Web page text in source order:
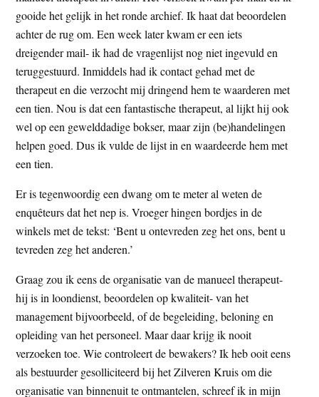
gooide het gelijk in het ronde archief. Ik haat dat beoordelen
achter de rug om. Een week later kwam er een iets
dreigender mail- ik had de vragenlijst nog niet ingevuld en
teruggestuurd. Inmiddels had ik contact gehad met de
therapeut en die verzocht mij dringend hem te waarderen met
een tien. Nou is dat een fantastische therapeut, al lijkt hij ook
wel op een gewelddadige bokser, maar zijn (be)handelingen
helpen goed. Dus ik vulde de lijst in en waardeerde hem met
een tien.
Er is tegenwoordig een dwang om te meter al weten de
enquêteurs dat het nep is. Vroeger hingen bordjes in de
winkels met de tekst: ‘Bent u ontevreden zeg het ons, bent u
tevreden zeg het anderen.’
Graag zou ik eens de organisatie van de manueel therapeut-
hij is in loondienst, beoordelen op kwaliteit- van het
management bijvoorbeeld, of de begeleiding, beloning en
opleiding van het personeel. Maar daar krijg ik nooit
verzoeken toe. Wie controleert de bewakers? Ik heb ooit eens
als bestuurder gesolliciteerd bij het Zilveren Kruis om die
organisatie van binnenuit te ontmantelen, schreef ik in mijn